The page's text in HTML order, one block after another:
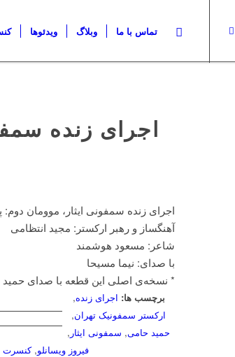
ویدئو‌ها وبلاگ تماس با ما
اجرای زنده
اجرای زنده سمفونی ایثار، موومان دوم:
آهنگساز و رهبر ارکستر: مجید انتظامی
شاعر: مسعود هوشمند
با صدای: نیما مسیحا
* نسخه‌ی اصلی این قطعه با صدای حمید
برچسب ها: اجرای زنده,
ارکستر سمفونیک تهران,
حمید حامی, سمفونی ایثار ,
فیروز ویسانلو,کنسرت